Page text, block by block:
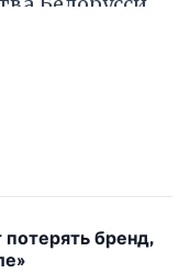
потерять бренд,